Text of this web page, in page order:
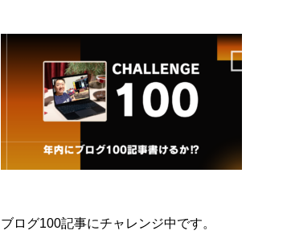
ブログ100記事にチャレンジ中です。